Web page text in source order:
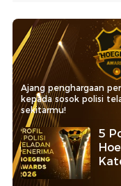
Ajang penghargaan
kepada sosok polisi
sekitarmu!
5